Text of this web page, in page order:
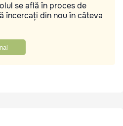
se află în proces de
încercați din nou în câteva